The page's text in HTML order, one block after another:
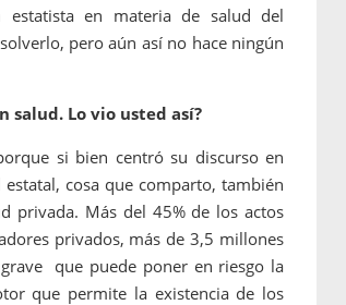
estatista en materia de salud del
pero aún así no hace ningún
salud. Lo vio usted así?
si bien centró su discurso en
cosa que comparto, también
privada. Más del 45% de los actos
privados, más de 3,5 millones
que puede poner en riesgo la
que permite la existencia de los